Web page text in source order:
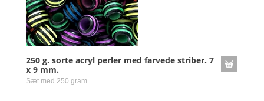
250 g. sorte acryl perler med farvede striber. 7
x 9 mm.
Sæt med 250 gram